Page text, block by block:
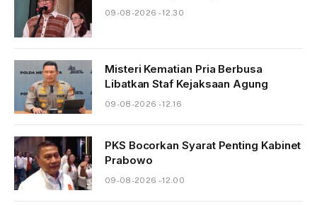
09-08-2026 - 12.30
Misteri Kematian Pria Berbusa
Libatkan Staf Kejaksaan Agung
09-08-2026 - 12.16
PKS Bocorkan Syarat Penting Kabinet
Prabowo
09-08-2026 - 12.00